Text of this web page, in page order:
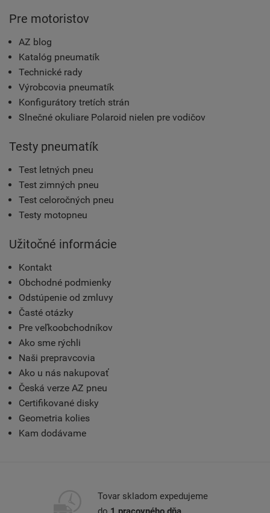
Pre motoristov
AZ blog
Katalóg pneumatík
Technické rady
Výrobcovia pneumatík
Konfigurátory tretích strán
Slnečné okuliare Polaroid nielen pre vodičov
Testy pneumatík
Test letných pneu
Test zimných pneu
Test celoročných pneu
Testy motopneu
Užitočné informácie
Kontakt
Obchodné podmienky
Odstúpenie od zmluvy
Časté otázky
Pre veľkoobchodníkov
Ako sme rýchli
Naši prepravcovia
Ako u nás nakupovať
Česká verze AZ pneu
Certifikované disky
Geometria kolies
Kam dodávame
Tovar skladom expedujeme